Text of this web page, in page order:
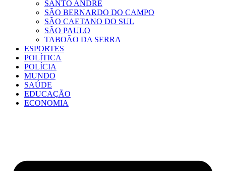
SANTO ANDRÉ
SÃO BERNARDO DO CAMPO
SÃO CAETANO DO SUL
SÃO PAULO
TABOÃO DA SERRA
ESPORTES
POLÍTICA
POLÍCIA
MUNDO
SAÚDE
EDUCAÇÃO
ECONOMIA